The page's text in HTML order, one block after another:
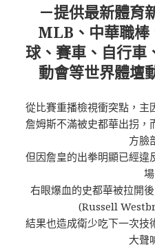
－提供最新體育
MLB、中華職棒
球、賽車、自行車
動會等世界體壇
從比賽重播檢視衝突點，主
詹姆斯不滿被史都華出拐，
方臉
但因詹皇的出拳明顯已經違
場
右眼爆血的史都華被拉開
(Russell
結果也造成衛少吃下一次技
大聲